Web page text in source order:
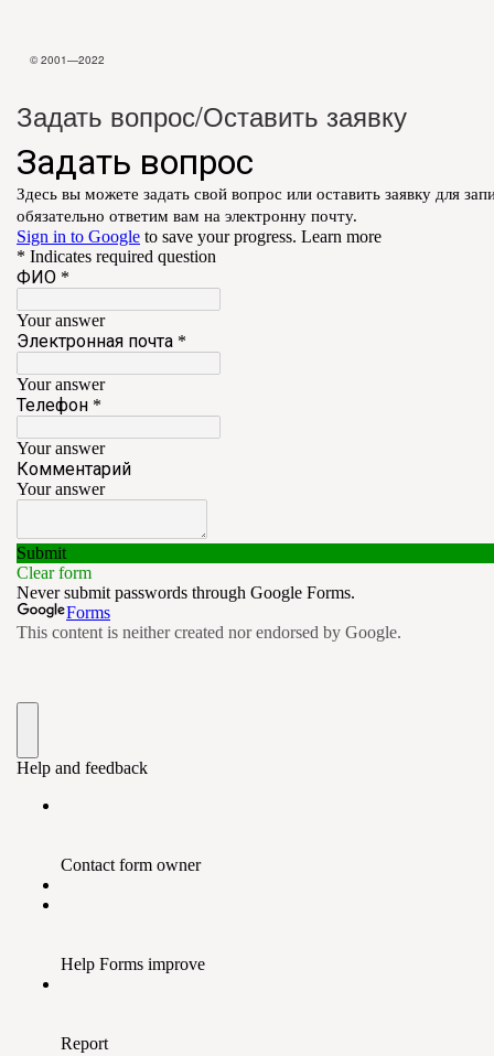
© 2001—2022
Задать вопрос/Оставить заявку